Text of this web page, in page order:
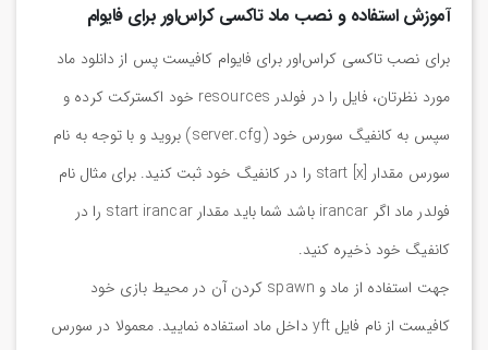
آموزش استفاده و نصب ماد تاکسی کراس‌اور برای فایوام
برای نصب تاکسی کراس‌اور برای فایوام کافیست پس از دانلود ماد
مورد نظرتان، فایل را در فولدر resources خود اکسترکت کرده و
سپس به کانفیگ سورس خود (server.cfg) بروید و با توجه به نام
سورس مقدار start [x] را در کانفیگ خود ثبت کنید. برای مثال نام
فولدر ماد اگر irancar باشد شما باید مقدار start irancar را در
کانفیگ خود ذخیره کنید.
جهت استفاده از ماد و spawn کردن آن در محیط بازی خود
کافیست از نام فایل yft داخل ماد استفاده نمایید. معمولا در سورس